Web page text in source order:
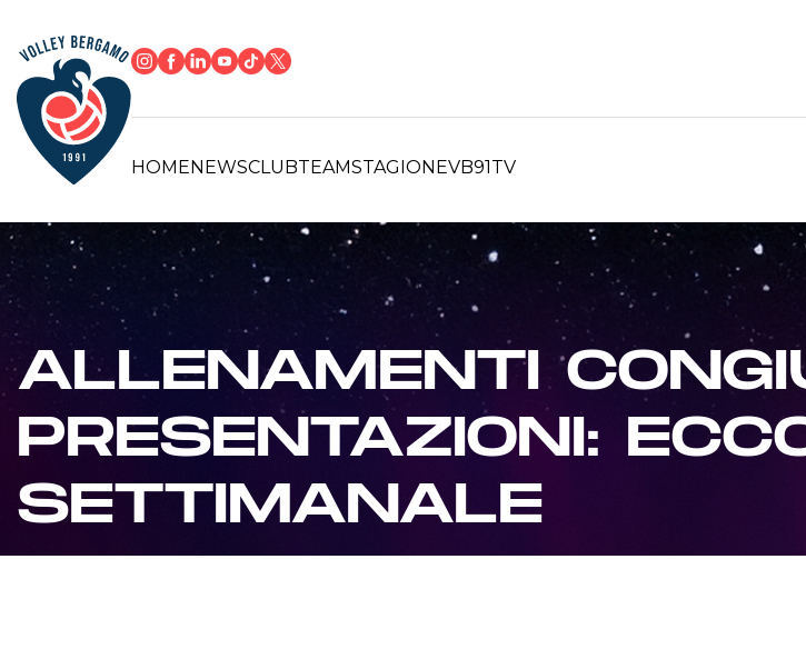
HOMENEWSCLUBTEAMSTAGIONEVB91TV
ALLENAMENTI
PRESENTAZIONI:
SETTIMANALE